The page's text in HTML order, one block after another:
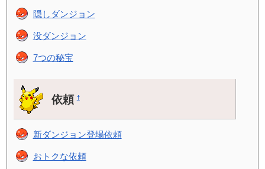
隠しダンジョン
没ダンジョン
7つの秘宝
依頼†
新ダンジョン登場依頼
おトクな依頼